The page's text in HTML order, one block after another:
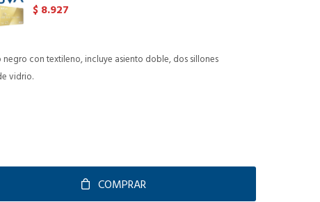
$ 8.927
negro con textileno, incluye asiento doble, dos sillones
vidrio.
COMPRAR